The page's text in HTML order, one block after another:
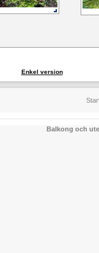
Enkel version
Balkong och